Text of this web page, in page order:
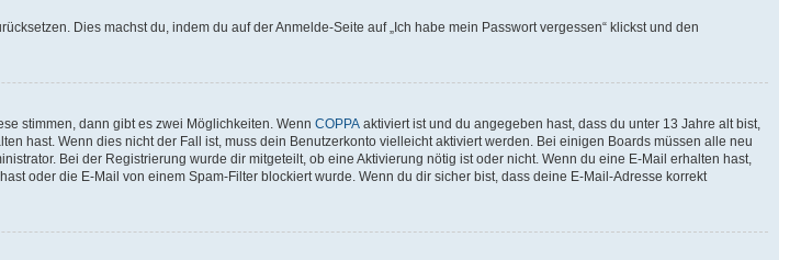
Dies machst du, indem du auf der Anmelde-Seite auf „Ich habe mein Passwort vergessen“ klickst und den
stimmen, dann gibt es zwei Möglichkeiten. Wenn COPPA aktiviert ist und du angegeben hast, dass du unter 13 Jahre alt bist,
hast. Wenn dies nicht der Fall ist, muss dein Benutzerkonto vielleicht aktiviert werden. Bei einigen Boards müssen alle neu
Bei der Registrierung wurde dir mitgeteilt, ob eine Aktivierung nötig ist oder nicht. Wenn du eine E-Mail erhalten hast,
oder die E-Mail von einem Spam-Filter blockiert wurde. Wenn du dir sicher bist, dass deine E-Mail-Adresse korrekt